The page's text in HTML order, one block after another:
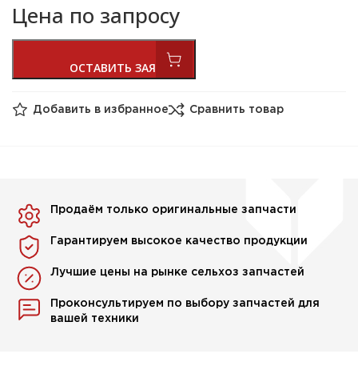
Цена по запросу
Добавить в избранное Сравнить товар
Продаём только оригинальные запчасти
Гарантируем высокое качество продукции
Лучшие цены на рынке сельхоз запчастей
Проконсультируем по выбору запчастей для
вашей техники